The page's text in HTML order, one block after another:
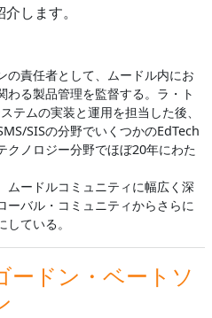
します。
の責任者として、ムードル内にお
わる製品管理を監督する。ラ・ト
テムの実装と運用を担当した後、
SISの分野でいくつかのEdTech
クノロジー分野でほぼ20年にわた
ムードルコミュニティに幅広く深
ーバル・コミュニティからさらに
ている。
ードン・ベートソ